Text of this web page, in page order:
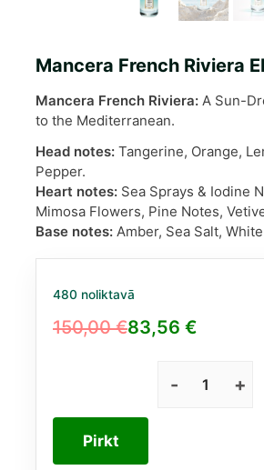
Mancera French Riviera
Mancera French Riviera: A Sun-
to the Mediterranean.
Head notes: Tangerine, Orange,
Pepper.
Heart notes: Sea Sprays & Iodine
Mimosa Flowers, Pine Notes,
Base notes: Amber, Sea Salt,
480 noliktavā
150,00€
Original
150,00 €.
83,56 €
Current
83,56 €.
Mancera
Pirkt